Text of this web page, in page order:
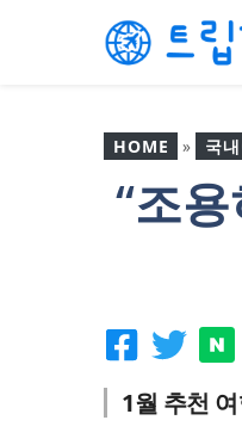
HOME » 국
“조용히 다녀오기
‘충북 영동 월류봉
“조
1월 추천